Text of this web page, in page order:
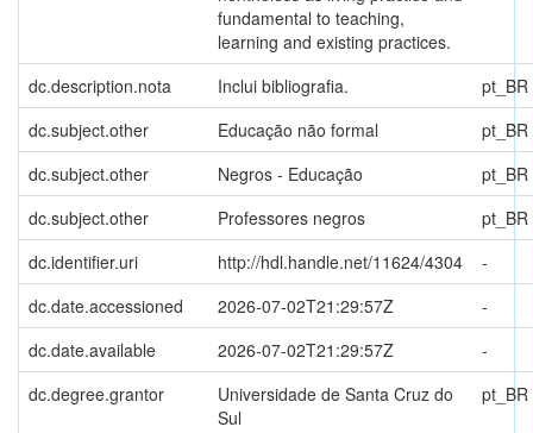
fundamental to teaching,
learning and existing practices.
dc.description.nota Inclui bibliografia.
pt_BR
dc.subject.other
Educação não formal
pt_BR
dc.subject.other
Negros - Educação
pt_BR
dc.subject.other
Professores negros
pt_BR
dc.identifier.uri
http://hdl.handle.net/11624/4304
-
dc.date.accessioned
2026-07-02T21:29:57Z
-
dc.date.available
2026-07-02T21:29:57Z
-
dc.degree.grantor
Universidade de Santa Cruz do
Sul
pt_BR